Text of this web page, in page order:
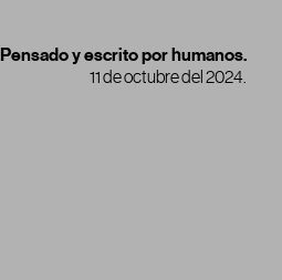
Pensado y escrito por humanos.
11 de octubre del 2024.